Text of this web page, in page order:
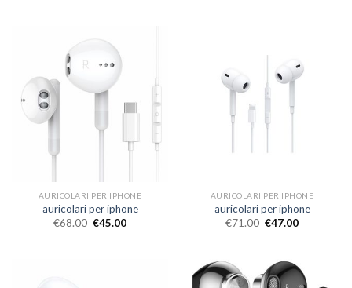
AURICOLARI PER IPHONE
auricolari per iphone
€68.00 €45.00
AURICOLARI PER IPHONE
auricolari per iphone
€71.00 €47.00